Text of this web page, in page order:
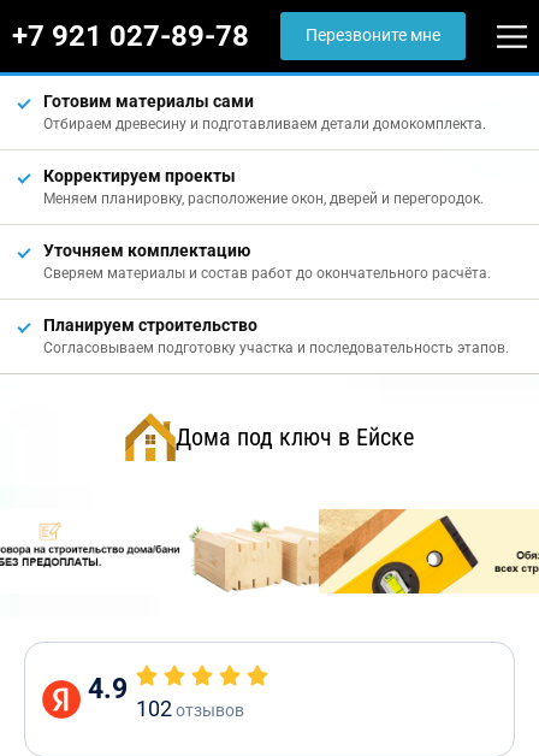
+7 921 027-89-78 Перезвоните мне
Готовим материалы сами
Отбираем древесину и подготавливаем детали домокомплекта.
Корректируем проекты
Меняем планировку, расположение окон, дверей и перегородок.
Уточняем комплектацию
Сверяем материалы и состав работ до окончательного расчёта.
Планируем строительство
Согласовываем подготовку участка и последовательность этапов.
Дома под ключ в Ейске
4.9
102отзывов